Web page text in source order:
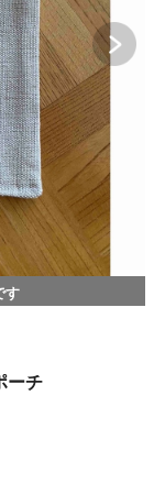
す
ーチ